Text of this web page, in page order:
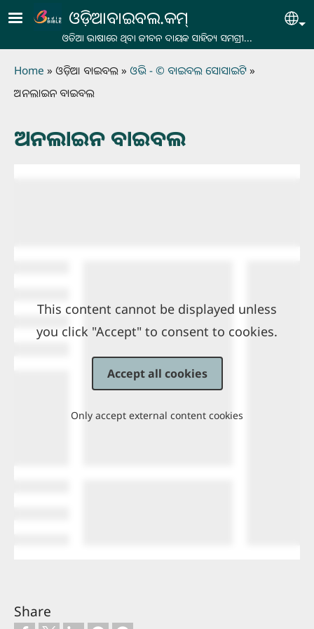
Skip to main content
ଓଡ଼ିଆବାଇବଲ.କମ୍
ଓଡିଆ ଭାଷାରେ ଥିବା ଜୀବନ ଦାୟକ ସାହିତ୍ୟ ସମଗ୍ରୀ...
Breadcrumb
Home ଓଡ଼ିଆ ବାଇବଲ
ଓଭି - © ବାଇବଲ ସୋସାଇଟି
ଅନଲାଇନ ବାଇବଲ
ଅନଲାଇନ ବାଇବଲ
This content cannot be displayed unless
you click "Accept" to consent to cookies.
Accept all cookies
Only accept external content cookies
Share